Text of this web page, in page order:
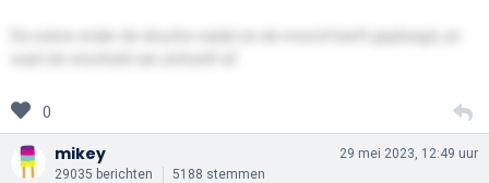
0
mikey
29035 berichten 5188 stemmen
29 mei 2023, 12:49 uur